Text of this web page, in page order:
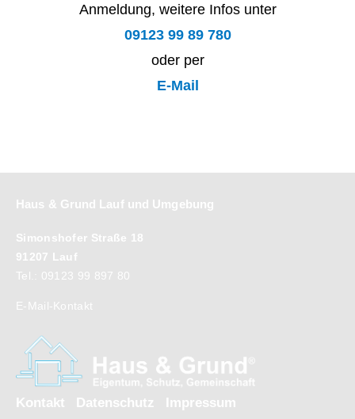
Anmeldung, weitere Infos unter
09123 99 89 780
oder per
E-Mail
Haus & Grund Lauf und Umgebung
Simonshofer Straße 18
91207 Lauf
Tel.: 09123 99 897 80
E-Mail-Kontakt
Kontakt Datenschutz Impressum